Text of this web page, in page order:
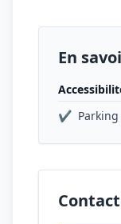
En
✔